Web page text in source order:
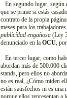
En segundo lugar, según
que se prime si estás
contrato de la propia
meses para los
publicidad engañosa (Ley
denunciado en la OCU,
En tercer lugar, como
abordan más de 500.000
stands, pero ellos no
no es real, ¿Cómo miden
están satisfechos ni es una
porque ellos representan a